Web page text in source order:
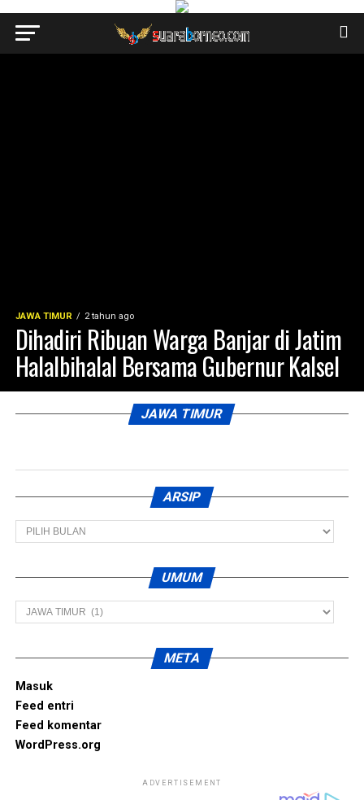
JAWA TIMUR 2 tahun ago
Dihadiri Ribuan Warga Banjar di Jatim
Halalbihalal Bersama Gubernur Kalsel
JAWA TIMUR
ARSIP
Arsip
UMUM
Umum
META
Masuk
Feed entri
Feed komentar
WordPress.org
ADVERTISEMENT